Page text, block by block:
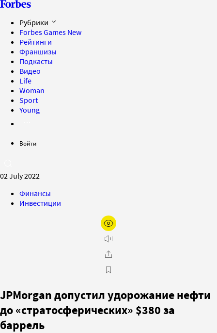
Рубрики
Forbes Games New
Рейтинги
Франшизы
Подкасты
Видео
Life
Woman
Sport
Young
Войти
02 July 2022
Финансы
Инвестиции
JPMorgan допустил удорожание нефти
до «стратосферических» $380 за
баррель